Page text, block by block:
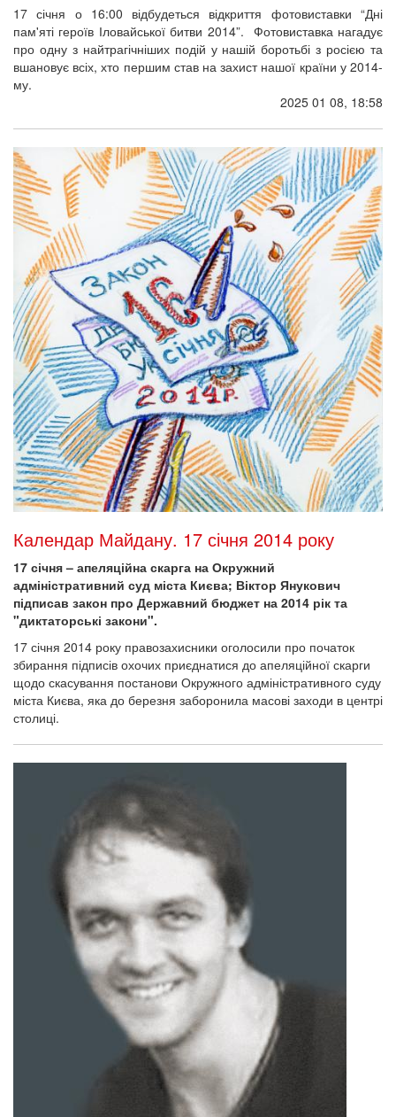
17 січня о 16:00 відбудеться відкриття фотовиставки “Дні
пам'яті героїв Іловайської битви 2014”. Фотовиставка нагадує
про одну з найтрагічніших подій у нашій боротьбі з росією та
вшановує всіх, хто першим став на захист нашої країни у 2014-
му.
2025 01 08, 18:58
Календар Майдану. 17 січня 2014 року
17 січня – апеляційна скарга на Окружний
адміністративний суд міста Києва; Віктор Янукович
підписав закон про Державний бюджет на 2014 рік та
"диктаторські закони".
17 січня 2014 року правозахисники оголосили про початок
збирання підписів охочих приєднатися до апеляційної скарги
щодо скасування постанови Окружного адміністративного суду
міста Києва, яка до березня заборонила масові заходи в центрі
столиці.